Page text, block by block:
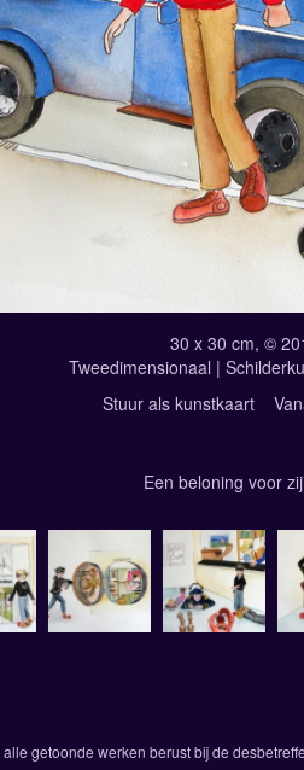
30 x 30 cm, ©
Tweedimensionaal |
Stuur als kunstkaart
Een beloning voor
alle getoonde werken berust bij de